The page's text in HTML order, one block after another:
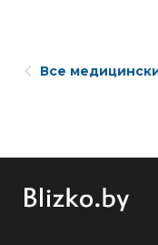
Все